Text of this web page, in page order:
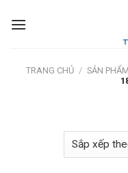
TRANG CHỦ / SẢN PHẨM